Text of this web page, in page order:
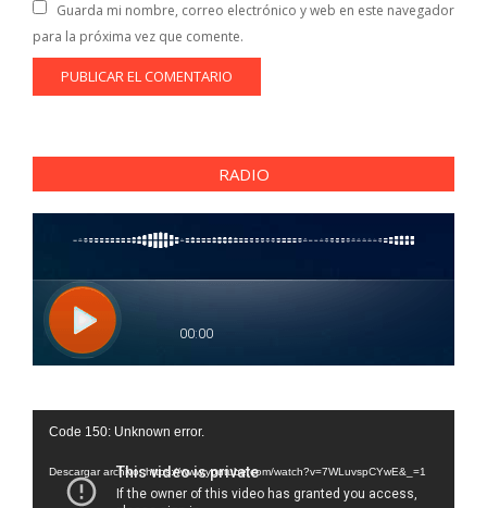
Guarda mi nombre, correo electrónico y web en este navegador
para la próxima vez que comente.
RADIO
Reproductor
vídeo
Code 150: Unknown error.
Descargar archivo: https://www.youtube.com/watch?v=7WLuvspCYwE&_=1